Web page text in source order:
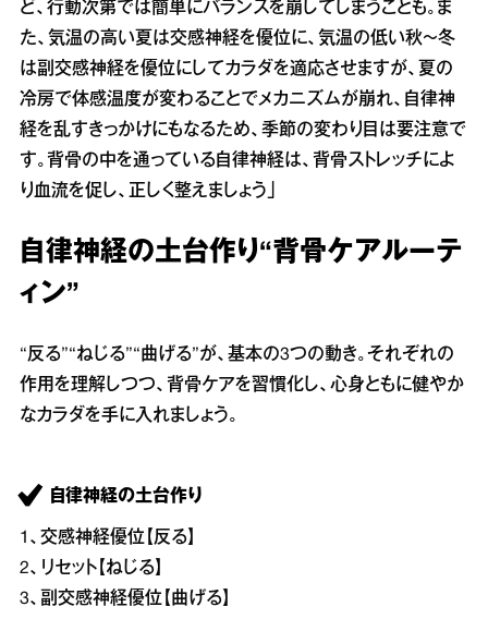
ど、行動次第では簡単にバランスを崩してしまうことも。ま
た、気温の高い夏は交感神経を優位に、気温の低い秋～冬
は副交感神経を優位にしてカラダを適応させますが、夏の
冷房で体感温度が変わることでメカニズムが崩れ、自律神
経を乱すきっかけにもなるため、季節の変わり目は要注意で
す。背骨の中を通っている自律神経は、背骨ストレッチによ
り血流を促し、正しく整えましょう」
自律神経の土台作り“背骨ケアルーテ
ィン”
“反る”“ねじる”“曲げる”が、基本の3つの動き。それぞれの
作用を理解しつつ、背骨ケアを習慣化し、心身ともに健やか
なカラダを手に入れましょう。
自律神経の土台作り
1、交感神経優位【反る】
2、リセット【ねじる】
3、副交感神経優位【曲げる】